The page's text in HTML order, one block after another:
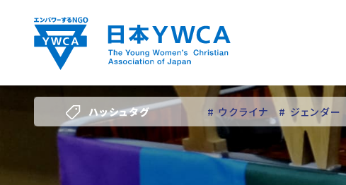
content
ハッシュタグ # ウクライナ # ジェンダー
# 若い女性のリーダーシップ